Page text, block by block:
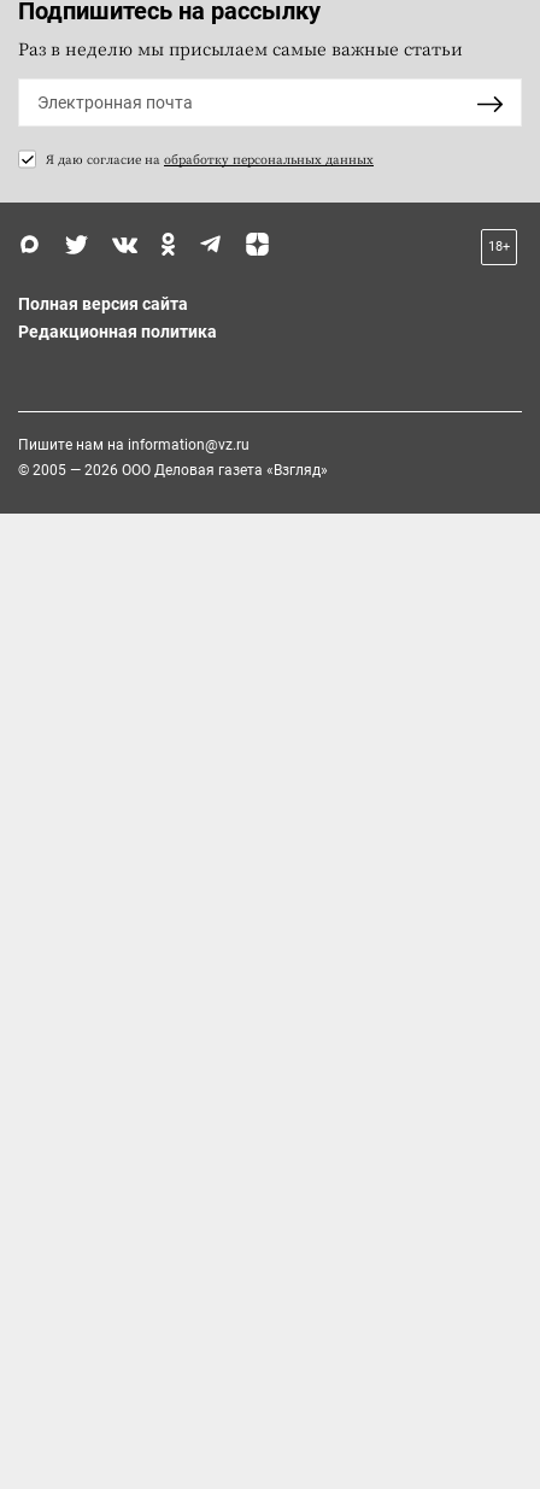
Подпишитесь на рассылку
Раз в неделю мы присылаем самые важные статьи
Я даю согласие на обработку персональных данных
18+
Полная версия сайта
Редакционная политика
Пишите нам на information@vz.ru
© 2005 — 2026 ООО Деловая газета «Взгляд»